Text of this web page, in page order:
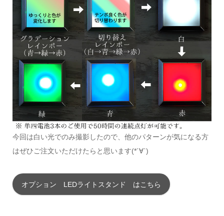
今回は白い光でのみ撮影したので、他のパターンが気になる方
はぜひご注文いただけたらと思います(*´∀`)
オプション LEDライトスタンド はこちら